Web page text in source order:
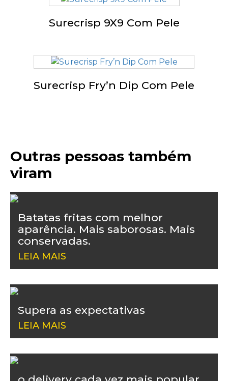
Surecrisp 9X9 Com Pele
Surecrisp Fry’n Dip Com Pele
Outras pessoas também
viram
Batatas fritas com melhor
aparência. Mais saborosas. Mais
conservadas.
LEIA MAIS
Supera as expectativas
LEIA MAIS